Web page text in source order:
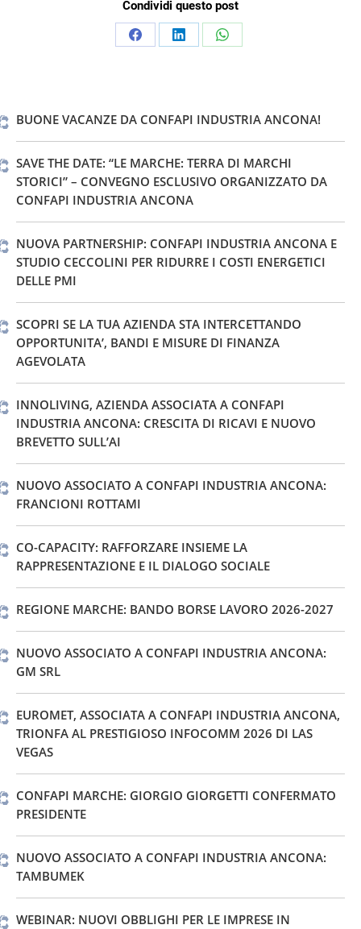
Condividi questo post
CondividiCondividiCondividi
BUONE VACANZE DA CONFAPI INDUSTRIA ANCONA!
SAVE THE DATE: “LE MARCHE: TERRA DI MARCHI
STORICI” – CONVEGNO ESCLUSIVO ORGANIZZATO DA
CONFAPI INDUSTRIA ANCONA
NUOVA PARTNERSHIP: CONFAPI INDUSTRIA ANCONA E
STUDIO CECCOLINI PER RIDURRE I COSTI ENERGETICI
DELLE PMI
SCOPRI SE LA TUA AZIENDA STA INTERCETTANDO
OPPORTUNITA’, BANDI E MISURE DI FINANZA
AGEVOLATA
INNOLIVING, AZIENDA ASSOCIATA A CONFAPI
INDUSTRIA ANCONA: CRESCITA DI RICAVI E NUOVO
BREVETTO SULL’AI
NUOVO ASSOCIATO A CONFAPI INDUSTRIA ANCONA:
FRANCIONI ROTTAMI
CO-CAPACITY: RAFFORZARE INSIEME LA
RAPPRESENTAZIONE E IL DIALOGO SOCIALE
REGIONE MARCHE: BANDO BORSE LAVORO 2026-2027
NUOVO ASSOCIATO A CONFAPI INDUSTRIA ANCONA:
GM SRL
EUROMET, ASSOCIATA A CONFAPI INDUSTRIA ANCONA,
TRIONFA AL PRESTIGIOSO INFOCOMM 2026 DI LAS
VEGAS
CONFAPI MARCHE: GIORGIO GIORGETTI CONFERMATO
PRESIDENTE
NUOVO ASSOCIATO A CONFAPI INDUSTRIA ANCONA:
TAMBUMEK
WEBINAR: NUOVI OBBLIGHI PER LE IMPRESE IN